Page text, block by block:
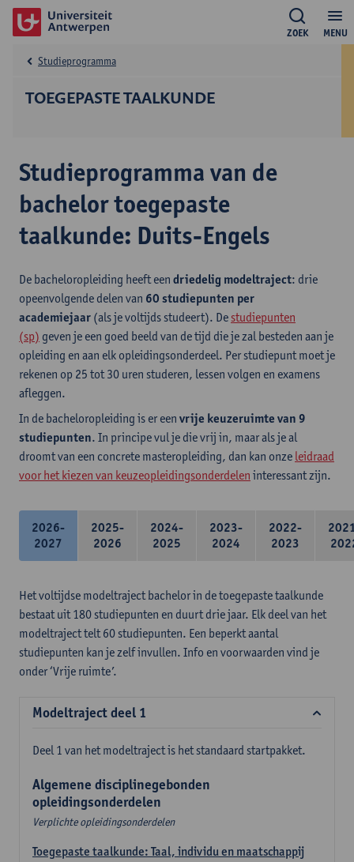
MENU
ZOEK
TOEGEPASTE TAALKUNDE
Studieprogramma
Studieprogramma van de
bachelor toegepaste
taalkunde: Duits-Engels
De bacheloropleiding heeft een driedelig modeltraject: drie
opeenvolgende delen van 60 studiepunten per
academiejaar (als je voltijds studeert). De studiepunten
(sp) geven je een goed beeld van de tijd die je zal besteden aan je
opleiding en aan elk opleidingsonderdeel. Per studiepunt moet je
rekenen op 25 tot 30 uren studeren, lessen volgen en examens
afleggen.
In de bacheloropleiding is er een vrije keuzeruimte van 9
studiepunten. In principe vul je die vrij in, maar als je al
droomt van een concrete masteropleiding, dan kan onze leidraad
voor het kiezen van keuzeopleidingsonderdelen interessant zijn.
2026-
2027
2025-
2026
2024-
2025
2023-
2024
2022-
2023
Het voltijdse modeltraject bachelor in de toegepaste taalkunde
bestaat uit 180 studiepunten en duurt drie jaar. Elk deel van het
modeltraject telt 60 studiepunten. Een beperkt aantal
studiepunten kan je zelf invullen. Info en voorwaarden vind je
onder ‘Vrije ruimte’.
Modeltraject deel 1
Deel 1 van het modeltraject is het standaard startpakket.
Algemene disciplinegebonden
opleidingsonderdelen
Verplichte opleidingsonderdelen
Toegepaste taalkunde: Taal, individu en maatschappij